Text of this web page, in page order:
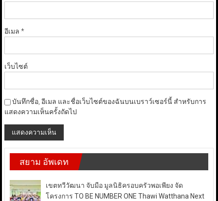
อีเมล *
เว็บไซต์
บันทึกชื่อ, อีเมล และชื่อเว็บไซต์ของฉันบนเบราว์เซอร์นี้ สำหรับการ
แสดงความเห็นครั้งถัดไป
สยาม อัพเดท
เขตทวีวัฒนา จับมือ มูลนิธิครอบครัวพอเพียง จัด
โครงการ TO BE NUMBER ONE Thawi Watthana Next